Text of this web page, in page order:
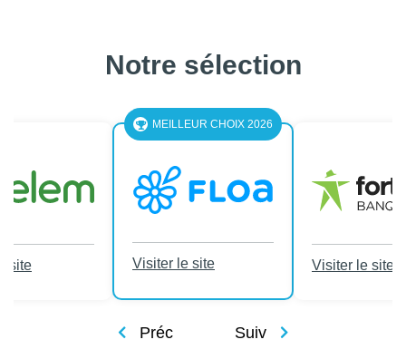
Notre sélection
site
MEILLEUR CHOIX 2026
Visiter le site Visiter le site
Préc Suiv